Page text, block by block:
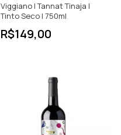
Viggiano | Tannat Tinaja |
Tinto Seco | 750ml
R$149,00